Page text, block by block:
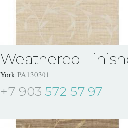
Weathered
York PA130301
+7 903 572 57 97